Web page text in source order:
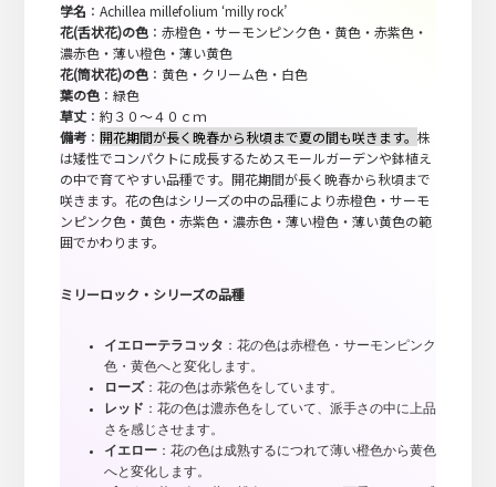
学名 ：Achillea millefolium ‘milly rock’
花(舌状花)の色：赤橙色・サーモンピンク色・黄色・赤紫色・
濃赤色・薄い橙色・薄い黄色
花(筒状花)の色：黄色・クリーム色・白色
葉の色：緑色
草丈：約３０～４０ｃｍ
備考： 開花期間が長く晩春から秋頃まで夏の間も咲きます。 株
は矮性でコンパクトに成長するためスモールガーデンや鉢植え
の中で育てやすい品種です。開花期間が長く晩春から秋頃まで
咲きます。花の色はシリーズの中の品種により赤橙色・サーモ
ンピンク色・黄色・赤紫色・濃赤色・薄い橙色・薄い黄色の範
囲でかわります。
ミリーロック・シリーズの品種
イエローテラコッタ ：花の色は赤橙色・サーモンピンク
色・黄色へと変化します。
ローズ：花の色は赤紫色をしています。
レッド ：花の色は濃赤色をしていて、派手さの中に上品
さを感じさせます。
イエロー：花の色は成熟するにつれて薄い橙色から黄色
へと変化します。